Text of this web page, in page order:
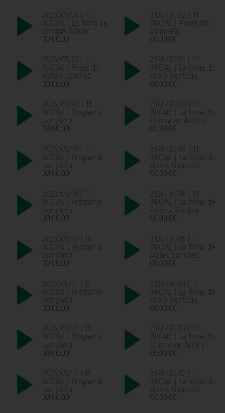
2026/05/25 | 11
INICIAL | La firma de
Enrique Roldán
00:00:00
2026/05/22 | 11
INICIAL | Programa
completo
00:00:00
2026/05/22 | 11
INICIAL | Firma de
Mateo Sánchez
00:00:00
2026/05/21 | 11
INICIAL | La firma de
Pablo Montaño
00:00:00
2026/05/20 | 11
INICIAL | Programa
completo
00:00:00
2026/05/20 | 11
INICIAL | La firma de
Chema de Aquino
00:00:00
2026/05/19 | 11
INICIAL | Programa
completo
00:00:00
2026/05/19 | 11
INICIAL | La firma de
Mateo González
00:00:00
2026/05/18 | 11
INICIAL | Programa
completo
00:00:00
2026/05/18 | 11
INICIAL | La firma de
Enrique Roldan
00:00:00
2026/05/15 | 11
INICIAL | Programa
completo
00:00:00
2026/05/15 | 11
INICIAL | La firma de
Mateo Sánchez
00:00:00
2026/05/14 | 11
INICIAL | Programa
completo
00:00:00
2026/05/14 | 11
INICIAL | La firma de
Pablo Montaño
00:00:00
2026/05/13 | 11
INICIAL | Programa
completo
00:00:00
2026/05/13 | 11
INICIAL | La firma de
Chema de Aquino
00:00:00
2026/05/12 | 11
INICIAL | Programa
completo
00:00:00
2026/05/12 | 11
INICIAL | La firma de
Mateo González
00:00:00